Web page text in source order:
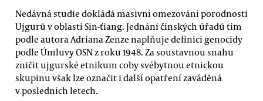
Nedávná studie dokládá masivní omezování porodnosti
Ujgurů v oblasti Sin-ťiang. Jednání čínských úřadů tím
podle autora Adriana Zenze naplňuje definici genocidy
podle Úmluvy OSN z roku 1948. Za soustavnou snahu
zničit ujgurské etnikum coby svébytnou etnickou
skupinu však lze označit i další opatření zaváděná
v posledních letech.